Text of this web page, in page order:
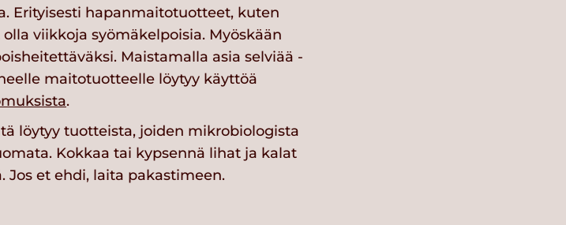
Erityisesti hapanmaitotuotteet, kuten
viikkoja syömäkelpoisia. Myöskään
Maistamalla asia selviää -
maitotuotteelle löytyy käyttöä
.
löytyy tuotteista, joiden mikrobiologista
Kokkaa tai kypsennä lihat ja kalat
Jos et ehdi, laita pakastimeen.